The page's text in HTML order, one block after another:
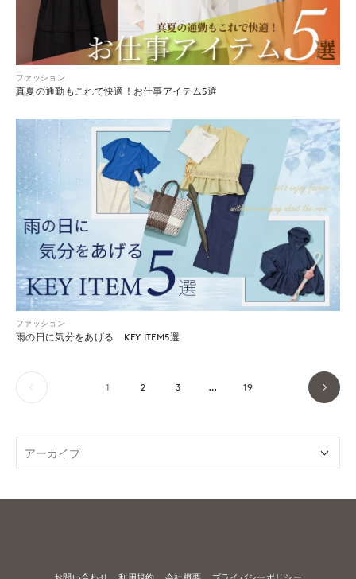
ファッション
真夏の通勤もこれで快適！お仕事アイテム5選
ファッション
雨の日に気分をあげる KEY ITEM5選
1 2 3 … 19